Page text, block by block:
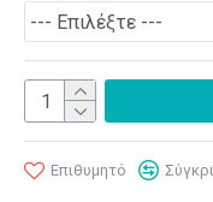
Επιθυμητό